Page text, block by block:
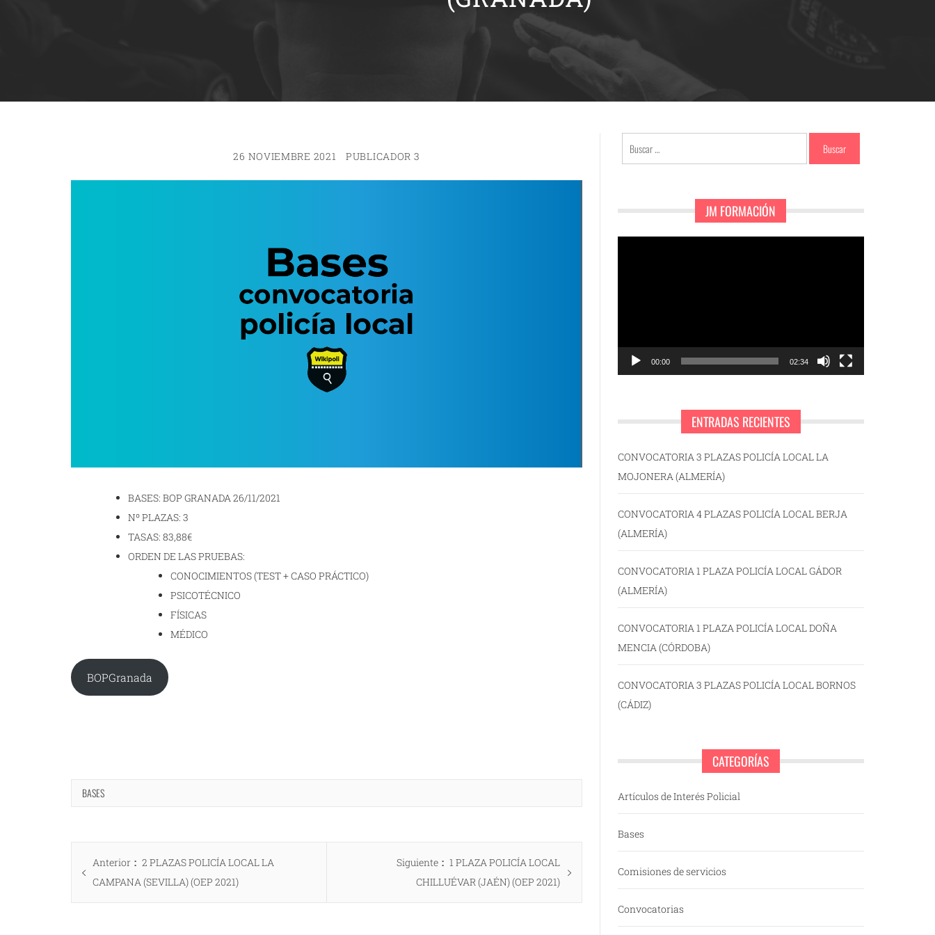
26 NOVIEMBRE 2021 PUBLICADOR 3
BASES: BOP GRANADA 26/11/2021
Nº PLAZAS: 3
TASAS: 83,88€
ORDEN DE LAS PRUEBAS:
CONOCIMIENTOS (TEST + CASO PRÁCTICO)
PSICOTÉCNICO
FÍSICAS
MÉDICO
BOPGranada
BASES
Navegación
de Anterior
Entrada
anterior:
2 PLAZAS POLICÍA LOCAL LA
CAMPANA (SEVILLA) (OEP 2021)
Siguiente
Entrada
siguiente:
1 PLAZA POLICÍA LOCAL
CHILLUÉVAR (JAÉN) (OEP 2021)
Buscar:
JM FORMACIÓN
00:00 02:34
ENTRADAS RECIENTES
CONVOCATORIA 3 PLAZAS POLICÍA LOCAL LA
MOJONERA (ALMERÍA)
CONVOCATORIA 4 PLAZAS POLICÍA LOCAL BERJA
(ALMERÍA)
CONVOCATORIA 1 PLAZA POLICÍA LOCAL GÁDOR
(ALMERÍA)
CONVOCATORIA 1 PLAZA POLICÍA LOCAL DOÑA
MENCIA (CÓRDOBA)
CONVOCATORIA 3 PLAZAS POLICÍA LOCAL BORNOS
(CÁDIZ)
CATEGORÍAS
Artículos de Interés Policial
Bases
Comisiones de servicios
Convocatorias